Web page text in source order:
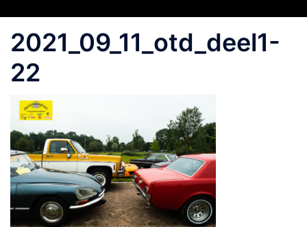
2021_09_11_otd_deel1-
22